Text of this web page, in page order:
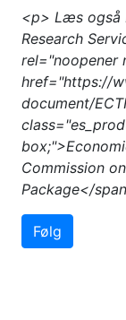
<p> Læs også
Research
rel="noopener
href="https://
document/
Commission
Package</
Følg